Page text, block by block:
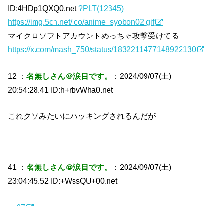
ID:4HDp1QXQ0.net?PLT(12345)
https://img.5ch.net/ico/anime_syobon02.gif
マイクロソフトアカウントめっちゃ攻撃受けてる
https://x.com/mash_750/status/1832211477148922130
12 ：名無しさん＠涙目です。
：2024/09/07(土)
20:54:28.41 ID:h+rbvWha0.net
これクソみたいにハッキングされるんだが
41 ：名無しさん＠涙目です。
：2024/09/07(土)
23:04:45.52 ID:+WssQU+00.net